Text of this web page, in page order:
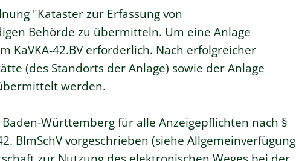
"Kataster zur Erfassung von
Behörde zu übermitteln. Um eine Anlage
KaVKA-42.BV erforderlich. Nach erfolgreicher
(des Standorts der Anlage) sowie der Anlage
werden.
Württemberg für alle Anzeigepflichten nach §
BImSchV vorgeschrieben (siehe Allgemeinverfügung